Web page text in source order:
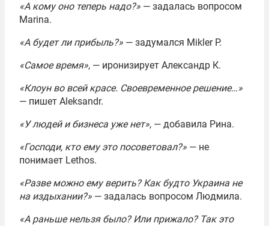
«А кому оно теперь надо?» — задалась вопросом
Marina.
«А будет ли прибыль?» — задумался Mikler P.
«Самое время», — иронизирует Александр К.
«Клоун во всей красе. Своевременное решение…»
— пишет Aleksandr.
«У людей и бизнеса уже нет», — добавила Рина.
«Господи, кто ему это посоветовал?» — не
понимает Lethos.
«Разве можно ему верить? Как будто Украина не
на издыхании?» — задалась вопросом Людмила.
«А раньше нельзя было? Или прижало? Так это